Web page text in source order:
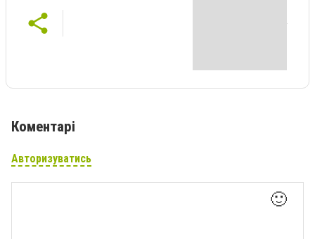
Коментарі
Авторизуватись
🙂